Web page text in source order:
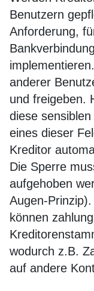
Benutzern
Anforderung,
anderer
und freigeben.
diese
eines dieser
Kreditor
Die Sperre
aufgehoben
Augen-
können
wodurch z.B.
auf andere